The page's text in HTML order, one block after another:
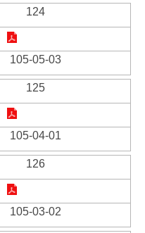
124
105-05-03
125
105-04-01
126
105-03-02